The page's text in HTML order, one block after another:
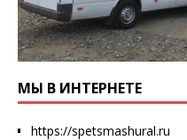
МЫ В ИНТЕРНЕТЕ
https://spetsmashural.ru